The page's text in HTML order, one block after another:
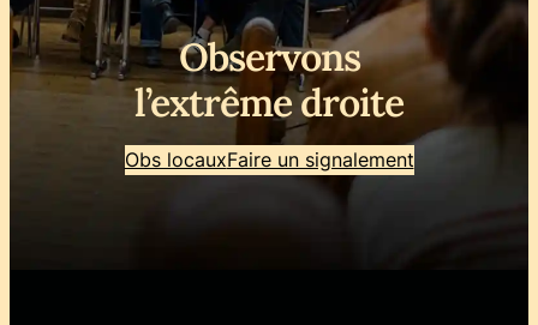
Observons
l’extrême droite
Obs locauxFaire un signalement